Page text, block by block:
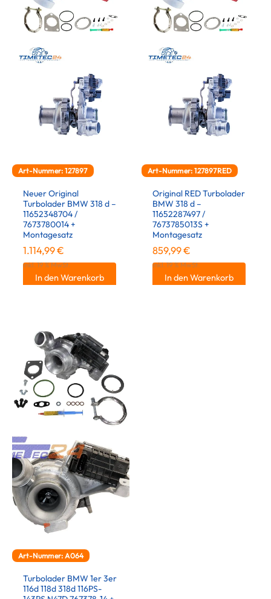
Art-Nummer: 127897
Neuer Original
Turbolader BMW 318 d –
11652348704 /
7673780014 +
Montagesatz
1.114,99€
inkl. 19 % MwSt.
In den Warenkorb
Art-Nummer: 127897RED
Original RED Turbolader
BMW 318 d –
11652287497 /
7673785013S +
Montagesatz
859,99€
inkl. 19 % MwSt.
In den Warenkorb
Art-Nummer: A064
Turbolader BMW 1er 3er
116d 118d 318d 116PS-